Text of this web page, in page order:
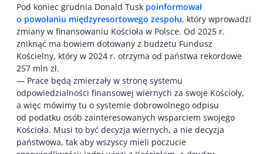
Pod koniec grudnia Donald Tusk poinformował
o powołaniu międzyresortowego zespołu, który wprowadzi
zmiany w finansowaniu Kościoła w Polsce. Od 2025 r.
zniknąć ma bowiem dotowany z budżetu Fundusz
Kościelny, który w 2024 r. otrzyma od państwa rekordowe
257 mln zł.
— Prace będą zmierzały w stronę systemu
odpowiedzialności finansowej wiernych za swoje Kościoły,
a więc mówimy tu o systemie dobrowolnego odpisu
od podatku osób zainteresowanych wsparciem swojego
Kościoła. Musi to być decyzja wiernych, a nie decyzja
państwowa, tak aby wszyscy mieli poczucie